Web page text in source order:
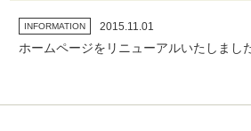
INFORMATION 2015.11.01
ホームページをリニューアルいたしました